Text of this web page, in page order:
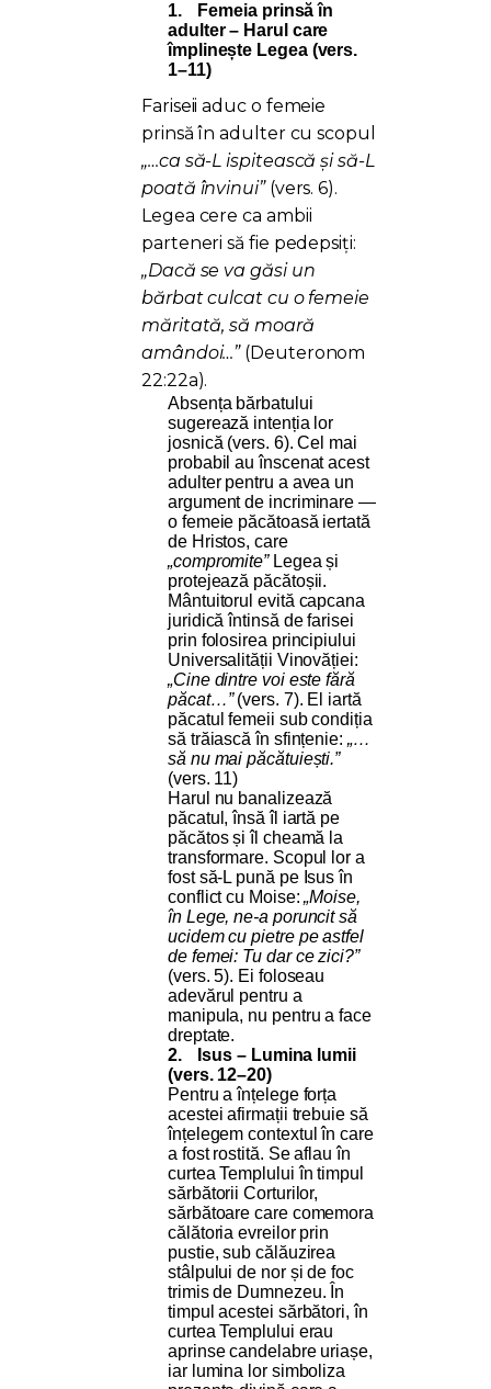
1.
Femeia prinsă în
adulter – Harul care
împlinește Legea (vers.
1–11)
Fariseii aduc o femeie
prinsă în adulter cu scopul
„…ca să-L ispitească și să-L
poată învinui”(vers. 6).
Legea cere ca ambii
parteneri să fie pedepsiți:
„Dacă se va găsi un
bărbat culcat cu o femeie
măritată, să moară
amândoi…”(Deuteronom
22:22a).
Absența bărbatului
sugerează intenția lor
josnică (vers. 6). Cel mai
probabil au înscenat acest
adulter pentru a avea un
argument de incriminare —
o femeie păcătoasă iertată
de Hristos, care
„compromite”Legea și
protejează păcătoșii.
Mântuitorul evită capcana
juridică întinsă de farisei
prin folosirea principiului
Universalității Vinovăției:
„Cine dintre voi este fără
păcat…”(vers. 7). El iartă
păcatul femeii sub condiția
să trăiască în sfințenie: „…
să nu mai păcătuiești.”
(vers. 11)
Harul nu banalizează
păcatul, însă îl iartă pe
păcătos și îl cheamă la
transformare. Scopul lor a
fost să-L pună pe Isus în
conflict cu Moise:„Moise,
în Lege, ne-a poruncit să
ucidem cu pietre pe astfel
de femei: Tu dar ce zici?”
(vers. 5). Ei foloseau
adevărul pentru a
manipula, nu pentru a face
dreptate.
2.
Isus – Lumina lumii
(vers. 12–20)
Pentru a înțelege forța
acestei afirmații trebuie să
înțelegem contextul în care
a fost rostită. Se aflau în
curtea Templului în timpul
sărbătorii Corturilor,
sărbătoare care comemora
călătoria evreilor prin
pustie, sub călăuzirea
stâlpului de nor și de foc
trimis de Dumnezeu. În
timpul acestei sărbători, în
curtea Templului erau
aprinse candelabre uriașe,
iar lumina lor simboliza